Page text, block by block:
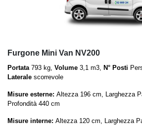
Furgone Mini Van NV200
Portata 793 kg, Volume 3,1 m3, N° Posti
Laterale scorrevole
Misure esterne: Altezza 196 cm, Larghezza
Profondità 440 cm
Misure interne: Altezza 120 cm, Larghezza